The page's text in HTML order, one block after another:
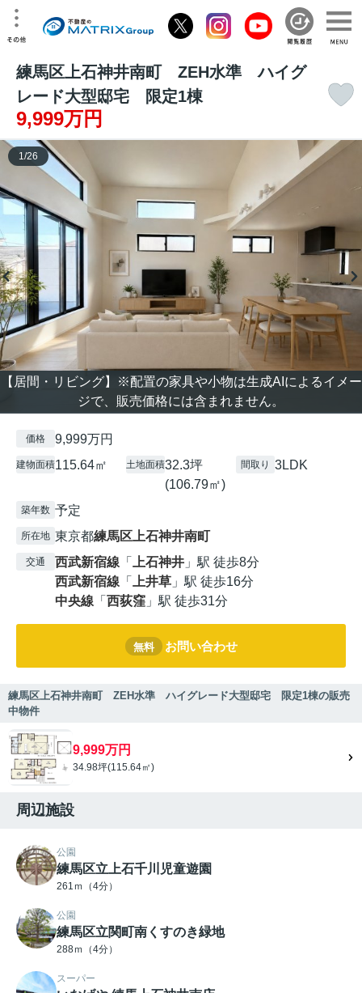
練馬区上石神井南町 ZEH水準 ハイグ
レード大型邸宅 限定1棟
9,999万円
【居間・リビング】※配置の家具や小物は生成AIによるイメー
ジで、販売価格には含まれません。
1/26
価格 9,999万円
建物面積115.64㎡ 土地面積32.3坪
(106.79㎡)
間取り 3LDK
築年数 予定
所在地 東京都練馬区上石神井南町
交通 西武新宿線 「 上石神井 」駅 徒歩8分
西武新宿線 「 上井草 」駅 徒歩16分
中央線 「 西荻窪 」駅 徒歩31分
無料 お問い合わせ
練馬区上石神井南町 ZEH水準 ハイグレード大型邸宅 限定1棟の販売
中物件
9,999万円
34.98坪(115.64㎡)
周辺施設
公園
練馬区立上石千川児童遊園
261ｍ（4分）
公園
練馬区立関町南くすのき緑地
288ｍ（4分）
スーパー